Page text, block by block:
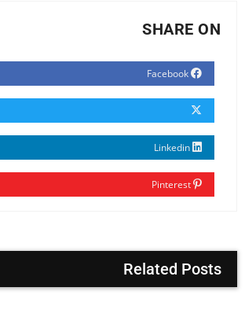
SHARE ON
Related Posts